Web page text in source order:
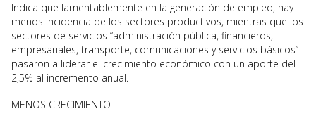
Indica que lamentablemente en la generación de empleo, hay
menos incidencia de los sectores productivos, mientras que los
sectores de servicios “administración pública, financieros,
empresariales, transporte, comunicaciones y servicios básicos”
pasaron a liderar el crecimiento económico con un aporte del
2,5% al incremento anual.
MENOS CRECIMIENTO